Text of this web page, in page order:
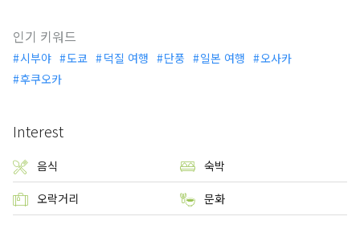
인기 키워드
시부야 도쿄 덕질 여행 단풍 일본 여행
오사카
후쿠오카
Interest
음식 숙박
오락거리 문화